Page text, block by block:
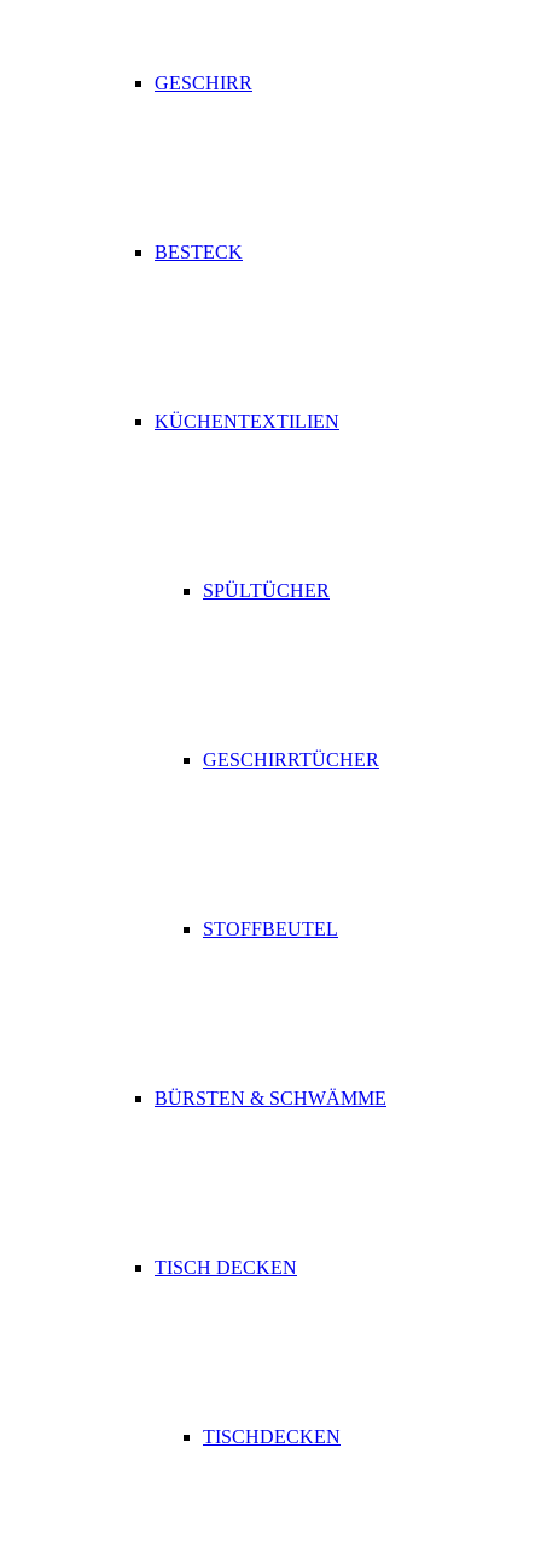
GESCHIRR
BESTECK
KÜCHENTEXTILIEN
SPÜLTÜCHER
GESCHIRRTÜCHER
STOFFBEUTEL
BÜRSTEN & SCHWÄMME
TISCH DECKEN
TISCHDECKEN